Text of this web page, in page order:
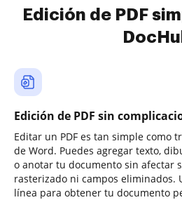
Edición de PDF
Edición de PDF sin
Editar un PDF es tan simple como
de Word. Puedes agregar texto,
o anotar tu documento sin afectar
rasterizado ni campos eliminados.
línea para obtener tu documento